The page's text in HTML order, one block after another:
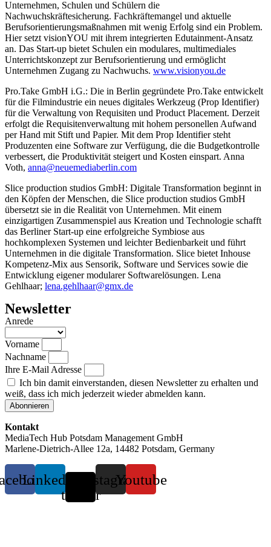
Unternehmen, Schulen und Schülern die
Nachwuchskräftesicherung. Fachkräftemangel und aktuelle
Berufsorientierungsmaßnahmen mit wenig Erfolg sind ein Problem.
Hier setzt visionYOU mit ihrem integrierten Edutainment-Ansatz
an. Das Start-up bietet Schulen ein modulares, multimediales
Unterrichtskonzept zur Berufsorientierung und ermöglicht
Unternehmen Zugang zu Nachwuchs. www.visionyou.de
Pro.Take GmbH i.G.: Die in Berlin gegründete Pro.Take entwickelt
für die Filmindustrie ein neues digitales Werkzeug (Prop Identifier)
für die Verwaltung von Requisiten und Product Placement. Derzeit
erfolgt die Requisitenverwaltung mit hohem personellen Aufwand
per Hand mit Stift und Papier. Mit dem Prop Identifier steht
Produzenten eine Software zur Verfügung, die die Budgetkontrolle
verbessert, die Produktivität steigert und Kosten einspart. Anna
Voth, anna@neuemediaberlin.com
Slice production studios GmbH: Digitale Transformation beginnt in
den Köpfen der Menschen, die Slice production studios GmbH
übersetzt sie in die Realität von Unternehmen. Mit einem
einzigartigen Zusammenspiel aus Kreation und Technologie schafft
das Berliner Start-up eine erfolgreiche Symbiose aus
hochkomplexen Systemen und leichter Bedienbarkeit und führt
Unternehmen in die digitale Transformation. Slice bietet Inhouse
Kompetenz-Mix aus Sensorik, Software und Services sowie die
Entwicklung eigener modularer Softwarelösungen. Lena
Gehlhaar; lena.gehlhaar@gmx.de
Newsletter
Anrede
Vorname
Nachname
Ihre E-Mail Adresse
Ich bin damit einverstanden, diesen Newsletter zu erhalten und
weiß, dass ich mich jederzeit wieder abmelden kann.
Abonnieren
Kontakt
MediaTech Hub Potsdam Management GmbH
Marlene-Dietrich-Allee 12a, 14482 Potsdam, Germany
Linkedin
twitter
InstagramYoutube